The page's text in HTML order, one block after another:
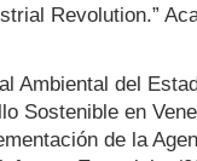
Revolution.”
Ambiental del
Sostenible en
de la